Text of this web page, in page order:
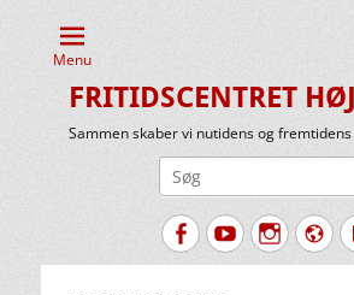
Menu
FRITIDSCENTRET
Sammen skaber vi nutidens og
FacebookYouTube